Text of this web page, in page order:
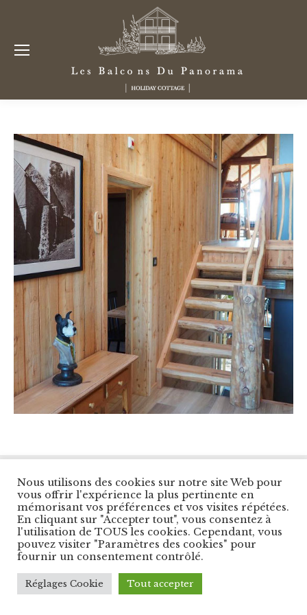
Reserved.
Designed byCybernet Int.
Nous utilisons des cookies sur notre site Web pour
vous offrir l'expérience la plus pertinente en
mémorisant vos préférences et vos visites répétées.
En cliquant sur "Accepter tout", vous consentez à
l'utilisation de TOUS les cookies. Cependant, vous
pouvez visiter "Paramètres des cookies" pour
fournir un consentement contrôlé.
Réglages Cookie Tout accepter